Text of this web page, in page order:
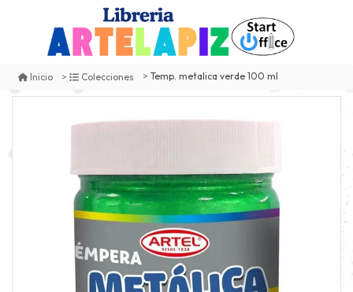
Inicio Colecciones Temp. metalica verde 100 ml